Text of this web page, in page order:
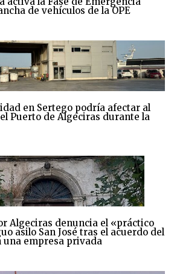
de vehículos de la OPE
en Sertego podría afectar al
Puerto de Algeciras durante la
Algeciras denuncia el «práctico
asilo San José tras el acuerdo del
una empresa privada